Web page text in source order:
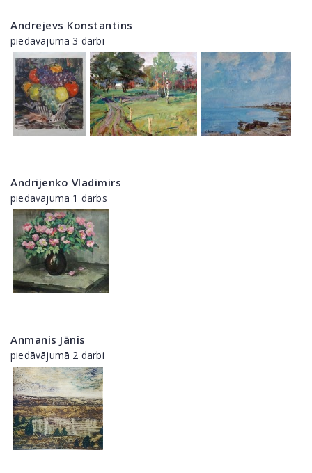
Andrejevs Konstantins
piedāvājumā 3 darbi
Andrijenko Vladimirs
piedāvājumā 1 darbs
Anmanis Jānis
piedāvājumā 2 darbi